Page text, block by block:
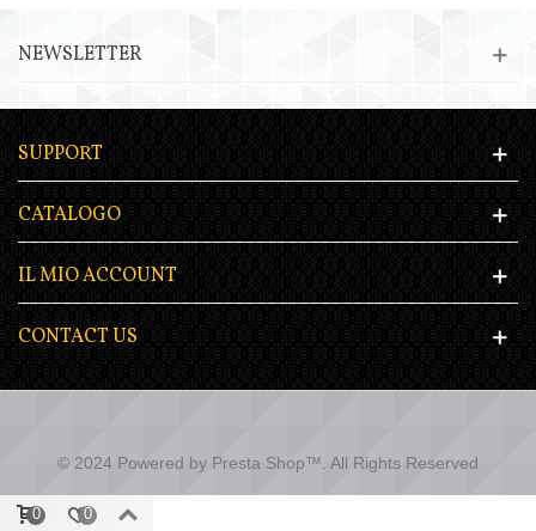
NEWSLETTER
SUPPORT
CATALOGO
IL MIO ACCOUNT
CONTACT US
© 2024 Powered by Presta Shop™. All Rights Reserved
0 0